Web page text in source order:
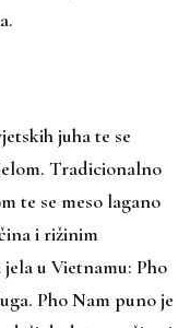
juha te se
Tradicionalno
te se meso lagano
i rižinim
u Vietnamu: Pho
Pho Nam puno je